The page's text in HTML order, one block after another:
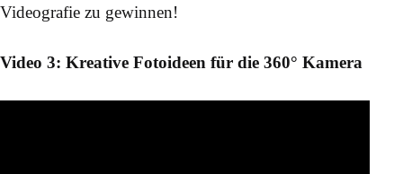
Videografie zu gewinnen!
Video 3: Kreative Fotoideen für die 360° Kamera